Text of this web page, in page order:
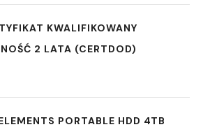
KWALIFIKOWANY
2 LATA (CERTDOD)
PORTABLE HDD 4TB